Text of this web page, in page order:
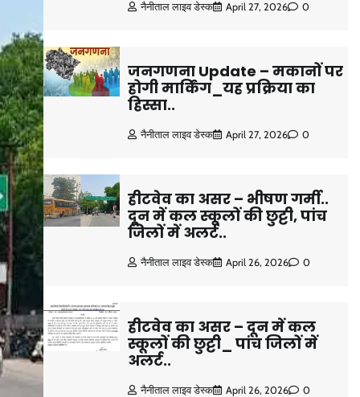
नैनीताल लाइव डेस्क April 27, 2026 0
जनगणना Update – मकानों पर
होगी मार्किंग_यह प्रक्रिया का
हिस्सा..
नैनीताल लाइव डेस्क April 27, 2026 0
हीटवेव का असर – भीषण गर्मी..
दून में कल स्कूलों की छुट्टी, पांच
जिलों में अलर्ट..
नैनीताल लाइव डेस्क April 26, 2026 0
हीटवेव का असर – दून में कल
स्कूलों की छुट्टी_ पांच जिलों में
अलर्ट..
नैनीताल लाइव डेस्क April 26, 2026 0